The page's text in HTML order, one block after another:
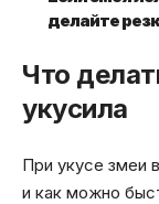
делайте
Что
укусила
При укусе змеи
и как можно